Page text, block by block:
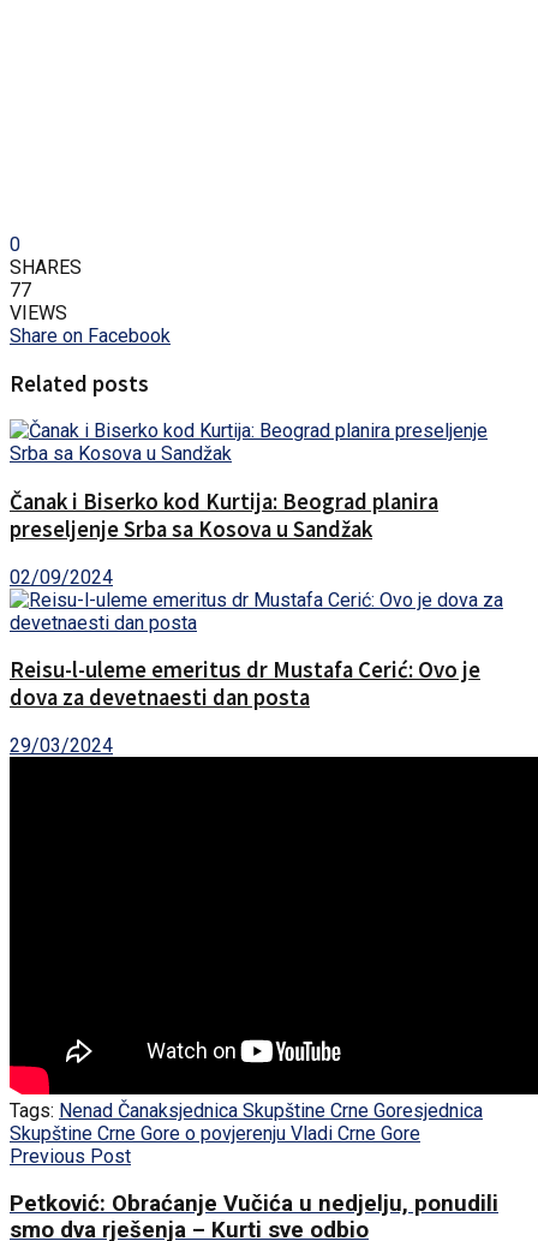
0
SHARES
77
VIEWS
Share on Facebook
Related posts
Čanak i Biserko kod Kurtija: Beograd planira
preseljenje Srba sa Kosova u Sandžak
02/09/2024
Reisu-l-uleme emeritus dr Mustafa Cerić: Ovo je
dova za devetnaesti dan posta
29/03/2024
Tags: Nenad Čanaksjednica Skupštine Crne Goresjednica
Skupštine Crne Gore o povjerenju Vladi Crne Gore
Previous Post
Petković: Obraćanje Vučića u nedjelju, ponudili
smo dva rješenja – Kurti sve odbio